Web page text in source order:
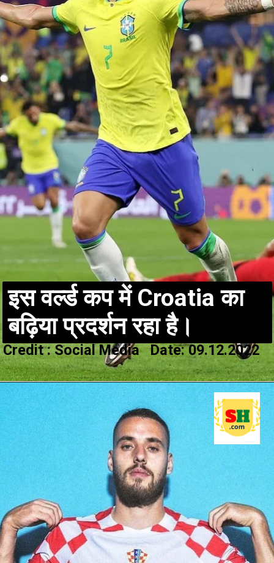
इस वर्ल्ड कप में Croatia का
बढ़िया प्रदर्शन रहा है।
Credit : Social Media Date: 09.12.2022